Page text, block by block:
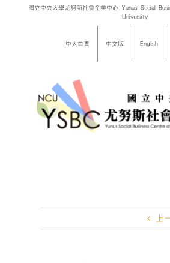
國立中央大學尤努斯社會企業中心 Yunus Social
University
中大首頁 中文版 English
上